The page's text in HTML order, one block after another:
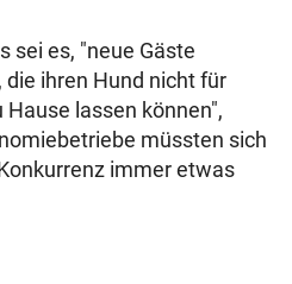
sei es, "neue Gäste
die ihren Hund nicht für
lassen können",
müssten sich
immer etwas